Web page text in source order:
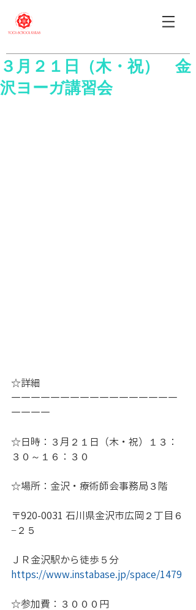
３月２１日（木・祝） 金
沢ヨーガ講習会
☆詳細
―――――――――――――――――
――――
☆日時：３月２１日（木・祝）１３：
３０～１６：３０
☆場所：金沢・療術師会事務局３階
〒920-0031 石川県金沢市広岡２丁目６
−２５
ＪＲ金沢駅から徒歩５分
https://www.instabase.jp/space/1479
☆参加費：３０００円